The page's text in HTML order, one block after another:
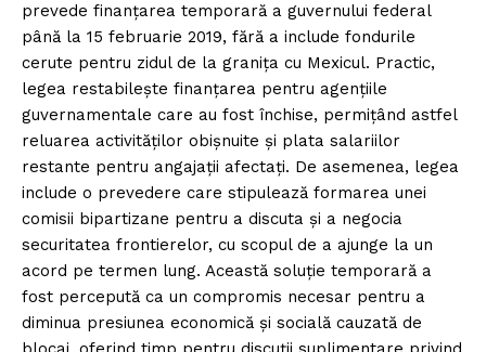
prevede finanțarea temporară a guvernului federal
până la 15 februarie 2019, fără a include fondurile
cerute pentru zidul de la granița cu Mexicul. Practic,
legea restabilește finanțarea pentru agențiile
guvernamentale care au fost închise, permițând astfel
reluarea activităților obișnuite și plata salariilor
restante pentru angajații afectați. De asemenea, legea
include o prevedere care stipulează formarea unei
comisii bipartizane pentru a discuta și a negocia
securitatea frontierelor, cu scopul de a ajunge la un
acord pe termen lung. Această soluție temporară a
fost percepută ca un compromis necesar pentru a
diminua presiunea economică și socială cauzată de